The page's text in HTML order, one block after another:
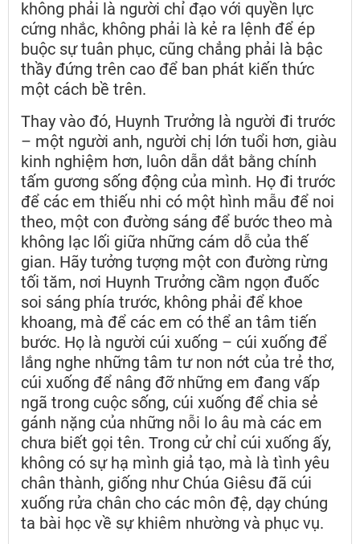
không phải là người chỉ đạo với quyền lực
cứng nhắc, không phải là kẻ ra lệnh để ép
buộc sự tuân phục, cũng chẳng phải là bậc
thầy đứng trên cao để ban phát kiến thức
một cách bề trên.
Thay vào đó, Huynh Trưởng là người đi trước
– một người anh, người chị lớn tuổi hơn, giàu
kinh nghiệm hơn, luôn dẫn dắt bằng chính
tấm gương sống động của mình. Họ đi trước
để các em thiếu nhi có một hình mẫu để noi
theo, một con đường sáng để bước theo mà
không lạc lối giữa những cám dỗ của thế
gian. Hãy tưởng tượng một con đường rừng
tối tăm, nơi Huynh Trưởng cầm ngọn đuốc
soi sáng phía trước, không phải để khoe
khoang, mà để các em có thể an tâm tiến
bước. Họ là người cúi xuống – cúi xuống để
lắng nghe những tâm tư non nớt của trẻ thơ,
cúi xuống để nâng đỡ những em đang vấp
ngã trong cuộc sống, cúi xuống để chia sẻ
gánh nặng của những nỗi lo âu mà các em
chưa biết gọi tên. Trong cử chỉ cúi xuống ấy,
không có sự hạ mình giả tạo, mà là tình yêu
chân thành, giống như Chúa Giêsu đã cúi
xuống rửa chân cho các môn đệ, dạy chúng
ta bài học về sự khiêm nhường và phục vụ.